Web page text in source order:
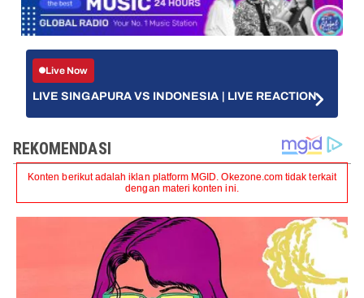
Live Now
LIVE SINGAPURA VS INDONESIA | LIVE REACTION